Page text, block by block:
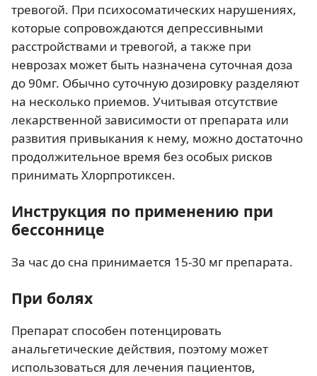
тревогой. При психосоматических нарушениях,
которые сопровождаются депрессивными
расстройствами и тревогой, а также при
неврозах может быть назначена суточная доза
до 90мг. Обычно суточную дозировку разделяют
на несколько приемов. Учитывая отсутствие
лекарственной зависимости от препарата или
развития привыкания к нему, можно достаточно
продолжительное время без особых рисков
принимать Хлорпротиксен.
Инструкция по применению при
бессоннице
За час до сна принимается 15-30 мг препарата.
При болях
Препарат способен потенцировать
анальгетические действия, поэтому может
использоваться для лечения пациентов,